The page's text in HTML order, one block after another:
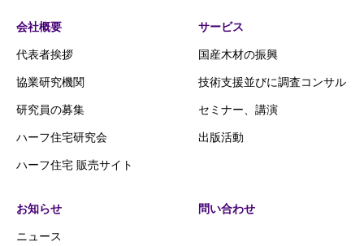
会社概要
代表者挨拶
協業研究機関
研究員の募集
ハーフ住宅研究会
ハーフ住宅 販売サイト
サービス
国産木材の振興
技術支援並びに調査コンサル
セミナー、講演
出版活動
お知らせ
ニュース
問い合わせ